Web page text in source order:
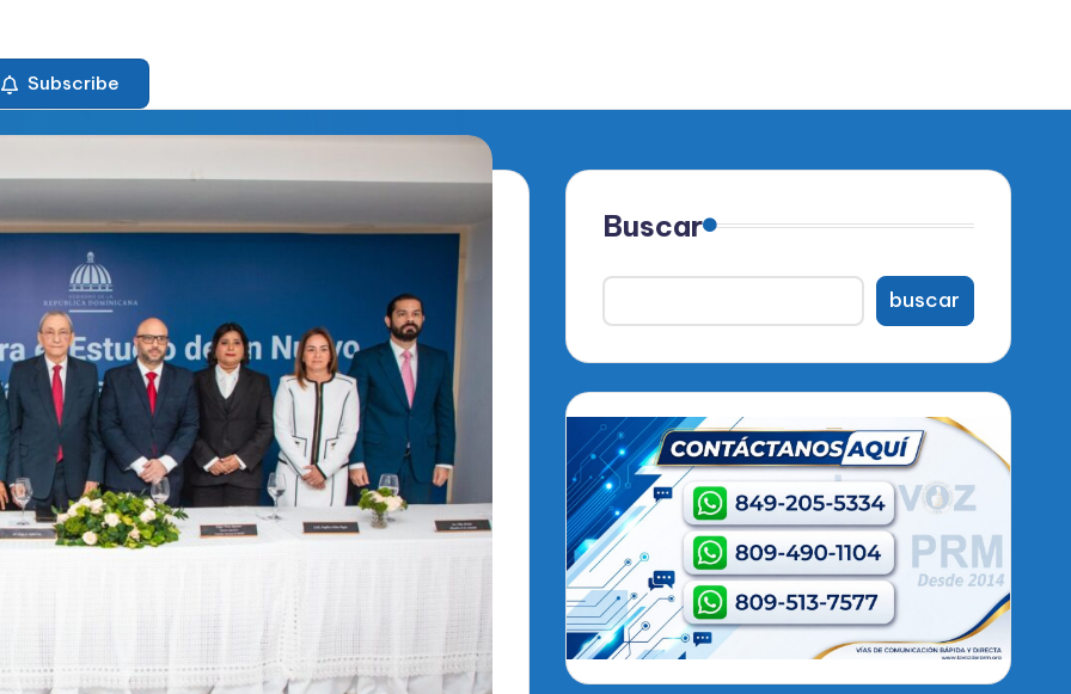
Subscribe
Buscar
buscar